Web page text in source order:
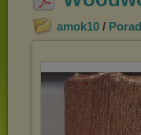
amok10 /